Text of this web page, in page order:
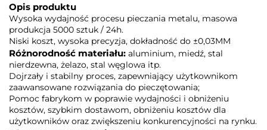
Opis produktu
Wysoka wydajność procesu pieczania metalu, masowa
produkcja 5000 sztuk / 24h.
Niski koszt, wysoka precyzja, dokładność do ±0,03MM
Różnorodność materiału: aluminium, miedź, stal
nierdzewna, żelazo, stal węglowa itp.
Dojrzały i stabilny proces, zapewniający użytkownikom
zaawansowane rozwiązania do pieczętowania;
Pomoc fabrykom w poprawie wydajności i obniżeniu
kosztów, szybkim dostawom, obniżeniu kosztów dla
użytkowników oraz zwiększeniu konkurencyjności na rynku.